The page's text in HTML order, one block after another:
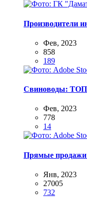
Производители
Фев, 2023
858
189
Свиноводы: ТОП-
Фев, 2023
778
14
Прямые продажи
Янв, 2023
27005
732